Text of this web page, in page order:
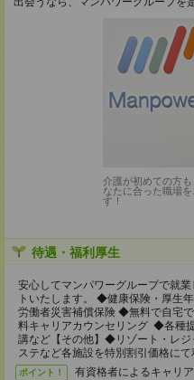
介護が初めての方
なたに合った職場
す！
待遇・福利厚生
安心してマンパワーグループで就
トいたします。 ◆健康保険・厚生
労働者災害補償保険 ◆無料で自宅
料キャリアカウンセリング ◆各種
講など【その他】◆リゾート・レ
ステなど各施設を特別割引価格に
ポイント！
有資格者によるキャリ